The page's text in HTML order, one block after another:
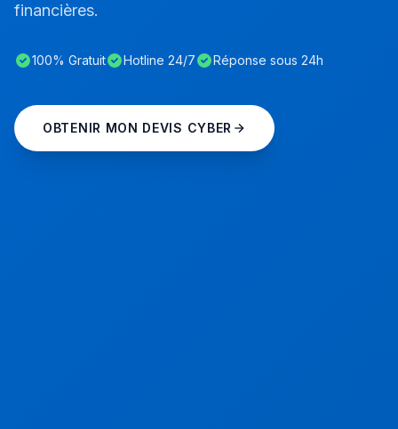
financières.
100% Gratuit Hotline 24/7 Réponse sous 24h
OBTENIR MON DEVIS CYBER